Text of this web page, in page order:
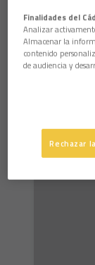
Servando
Finalidades del
Analizar
Almacenar la
contenido
de audiencia y
Rechazar